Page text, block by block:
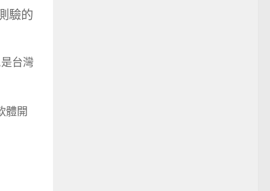
驗的
台灣
體開